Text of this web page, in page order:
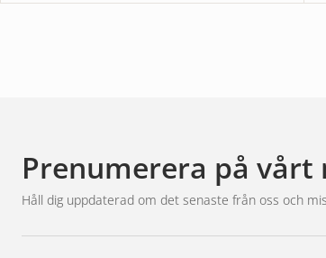
Prenumerera på vårt
Håll dig uppdaterad om det senaste från oss och